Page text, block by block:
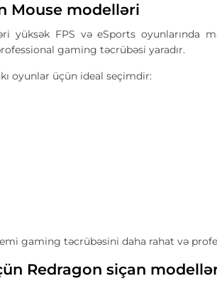
Mouse modelləri
yüksək FPS və eSports oyunlarında
gaming təcrübəsi yaradır.
oyunlar üçün ideal seçimdir:
gaming təcrübəsini daha rahat və
Redragon siçan